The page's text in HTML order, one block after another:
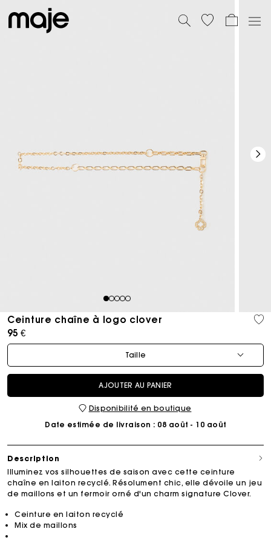
12345
Ceinture chaîne à logo clover
95 €
Taille
AJOUTER AU PANIER
Disponibilité en boutique
Date estimée de livraison : 08 août - 10 août
Description
Illuminez vos silhouettes de saison avec cette ceinture
chaîne en laiton recyclé. Résolument chic, elle dévoile un jeu
de maillons et un fermoir orné d'un charm signature Clover.
Ceinture en laiton recyclé
Mix de maillons